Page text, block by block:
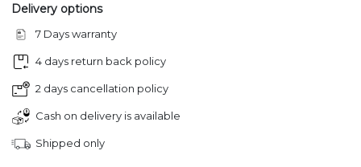
Delivery options
7 Days warranty
4 days return back policy
2 days cancellation policy
Cash on delivery is available
Shipped only